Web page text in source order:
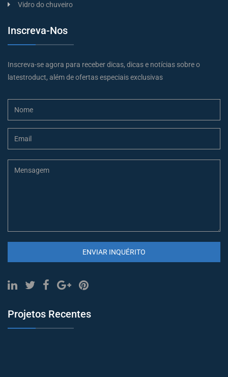
Vidro do chuveiro
Inscreva-Nos
Inscreva-se agora para receber dicas, dicas e notícias sobre o
latestroduct, além de ofertas especiais exclusivas
ENVIAR INQUÉRITO
Projetos Recentes